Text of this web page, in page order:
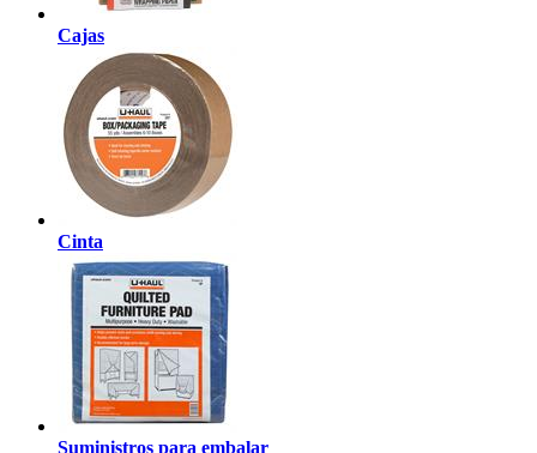
Cajas
Cinta
Suministros para embalar